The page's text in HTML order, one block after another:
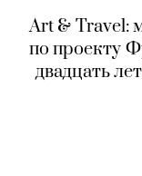
Art & Travel:
по проекту
двадцать